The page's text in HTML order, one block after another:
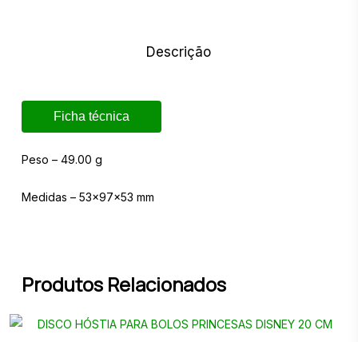
Descrição
Ficha técnica
Peso – 49.00 g
Medidas – 53x97x53 mm
Produtos Relacionados